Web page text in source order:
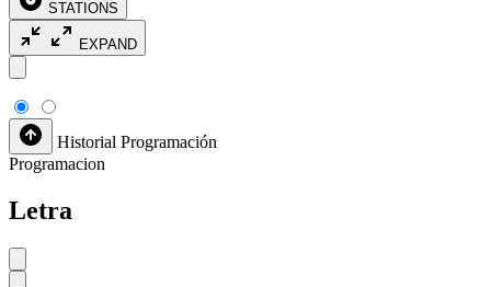
STATIONS
EXPAND
Historial Programación
Programacion
Letra